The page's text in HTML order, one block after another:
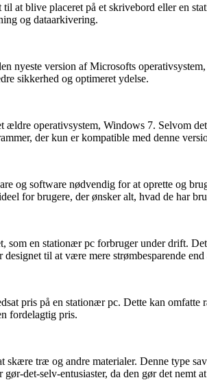
at blive placeret på et skrivebord eller en
og dataarkivering.
nyeste version af Microsofts
sikkerhed og optimeret ydelse.
ældre operativsystem, Windows 7. Selvom
der kun er kompatible med denne
og software nødvendig for at oprette og
for brugere, der ønsker alt, hvad de har
en stationær pc forbruger under drift.
til at være mere strømbesparende
pris på en stationær pc. Dette kan
fordelagtig pris.
træ og andre materialer. Denne type
det-selv-entusiaster, da den gør det nemt